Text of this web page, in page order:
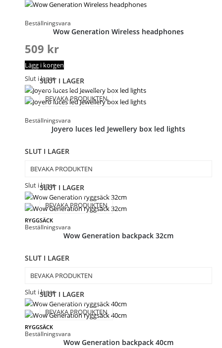
Beställningsvara
Wow Generation Wireless headphones
509 kr
Lägg i korgen
Slut i lager
Beställningsvara
SLUT I LAGER
BEVAKA PRODUKTEN
Joyero luces led Jewellery box led lights
SLUT I LAGER
BEVAKA PRODUKTEN
Slut i lager
RYGGSÄCK
Beställningsvara
SLUT I LAGER
BEVAKA PRODUKTEN
Wow Generation backpack 32cm
SLUT I LAGER
BEVAKA PRODUKTEN
Slut i lager
RYGGSÄCK
Beställningsvara
SLUT I LAGER
BEVAKA PRODUKTEN
Wow Generation backpack 40cm